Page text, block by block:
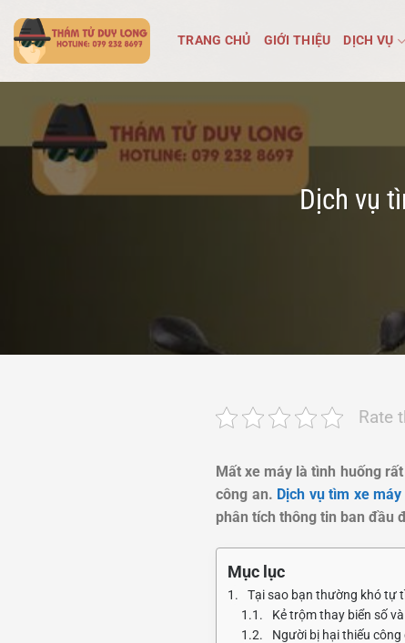
qua
nội
dung
TRANG CHỦ GIỚI THIỆU DỊCH VỤ
Dịch vụ
Rate
Mất xe máy là tình huống
công an. Dịch vụ tìm xe
phân tích thông tin ban đầu
Mục lục
Tại sao bạn thường khó tự
Kẻ trộm thay biển số
Người bị hại thiếu